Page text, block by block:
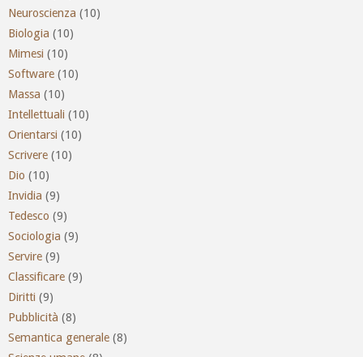
Neuroscienza (10)
Biologia (10)
Mimesi (10)
Software (10)
Massa (10)
Intellettuali (10)
Orientarsi (10)
Scrivere (10)
Dio (10)
Invidia (9)
Tedesco (9)
Sociologia (9)
Servire (9)
Classificare (9)
Diritti (9)
Pubblicità (8)
Semantica generale (8)